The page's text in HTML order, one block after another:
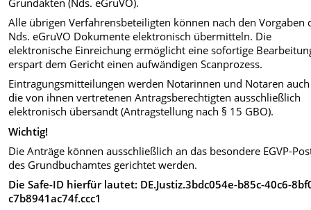
Alle übrigen Verfahrensbeteiligten können nach den Vorgaben
Nds. eGruVO Dokumente elektronisch übermitteln. Die
elektronische Einreichung ermöglicht eine sofortige
erspart dem Gericht einen aufwändigen Scanprozess.
Eintragungsmitteilungen werden Notarinnen und Notaren
die von ihnen vertretenen Antragsberechtigten ausschließlich
elektronisch übersandt (Antragstellung nach § 15 GBO).
Wichtig!
Die Anträge können ausschließlich an das besondere EGVP-
des Grundbuchamtes gerichtet werden.
Die Safe-ID hierfür lautet: DE.Justiz.3bdc054e-b85c-40c6-
c7b8941ac74f.ccc1